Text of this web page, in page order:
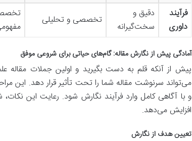
فرآیند
داوری
دقیق و
سخت‌گیرانه
تخصصی و تحلیلی
آمادگی پیش از نگارش مقاله: گام‌های حیاتی برای شروعی موفق
پیش از آنکه قلم به دست بگیرید و اولین جملات مقاله
می‌تواند سرنوشت مقاله شما را تحت تأثیر قرار دهد. این
و با آگاهی کامل وارد فرآیند نگارش شود. رعایت این
افزایش می‌دهد.
تعیین هدف از نگارش